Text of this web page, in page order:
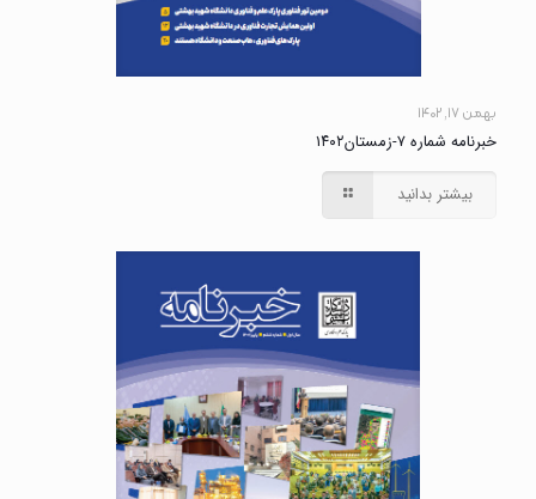
بهمن ۱۷, ۱۴۰۲
خبرنامه شماره ۷-زمستان۱۴۰۲
بیشتر بدانید